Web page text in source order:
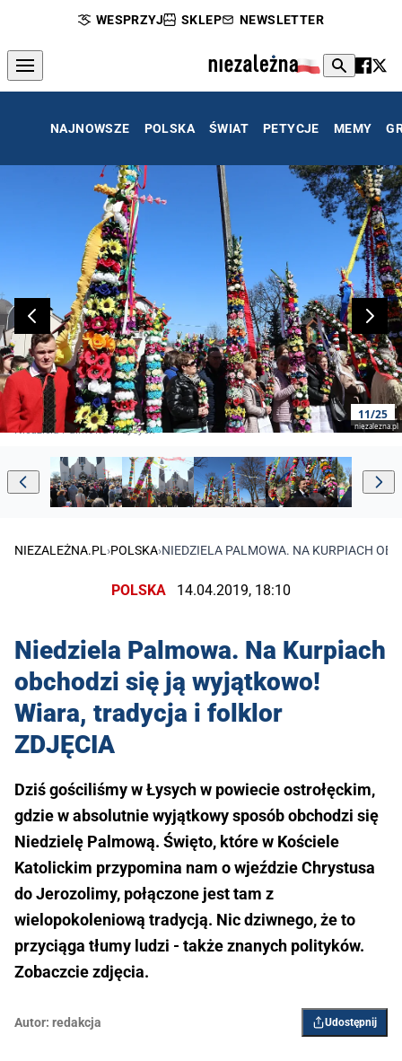
WESPRZYJ SKLEP NEWSLETTER
NAJNOWSZE POLSKA ŚWIAT PETYCJE MEMY
11/25
niezalezna.pl
Niedziela Palmowa w Łysych
NIEZALEŻNA.PL ›POLSKA›NIEDZIELA PALMOWA. NA KURPIACH
POLSKA 14.04.2019, 18:10
Niedziela Palmowa. Na Kurpiach
obchodzi się ją wyjątkowo!
Wiara, tradycja i folklor
ZDJĘCIA
Dziś gościliśmy w Łysych w powiecie ostrołęckim,
gdzie w absolutnie wyjątkowy sposób obchodzi się
Niedzielę Palmową. Święto, które w Kościele
Katolickim przypomina nam o wjeździe Chrystusa
do Jerozolimy, połączone jest tam z
wielopokoleniową tradycją. Nic dziwnego, że to
przyciąga tłumy ludzi - także znanych polityków.
Zobaczcie zdjęcia.
Autor: redakcja Udostępnij